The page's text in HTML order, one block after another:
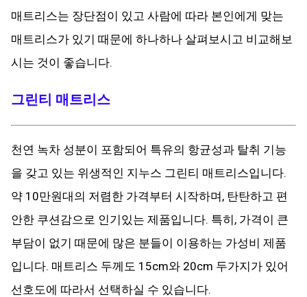
매트리스는 장단점이 있고 사람에 따라 본인에게 맞는
매트리스가 있기 때문에 하나하나 살펴보시고 비교해보
시는 것이 좋습니다.
그린티 매트리스
천연 녹차 성분이 포함되어 특유의 항균성과 탈취 기능
을 갖고 있는 위생적인 지누스 그린티 매트리스입니다.
약 10만원대의 저렴한 가격부터 시작하며, 탄탄하고 편
안한 쿠션감으로 인기있는 제품입니다. 특히, 가격이 큰
부담이 없기 때문에 많은 분들이 이용하는 가성비 제품
입니다. 매트리스 두께도 15cm와 20cm 두가지가 있어
선호도에 따라서 선택하실 수 있습니다.